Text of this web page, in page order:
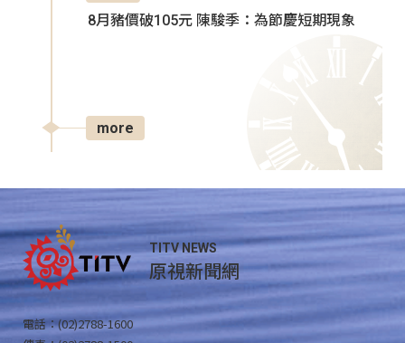
8月豬價破105元 陳駿季：為節慶短期現象
more
TITV NEWS
原視新聞網
電話：(02)2788-1600